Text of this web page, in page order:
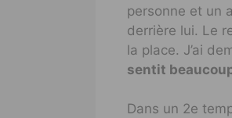
personne et un
derrière lui. Le
la place. J’ai
sentit
Dans un 2e